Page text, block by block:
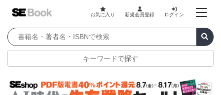
お気に入り 新規会員登録 ログイン
キーワードで探す